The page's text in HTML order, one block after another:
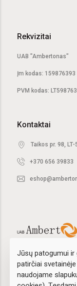
Jūsų patogumui ir
patirčiai svetainėje
naudojame
Rekvizitai
UAB "Ambertonas"
Įm kodas: 159876393
PVM kodas:
Kontaktai
Taikos pr. 98,
+370 656 39833
2020 © UAB